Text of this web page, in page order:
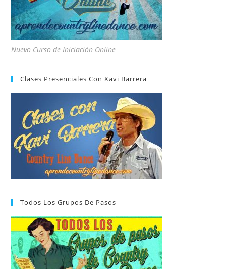
Nuevo Curso de Iniciación Online
Clases Presenciales Con Xavi Barrera
Todos Los Grupos De Pasos